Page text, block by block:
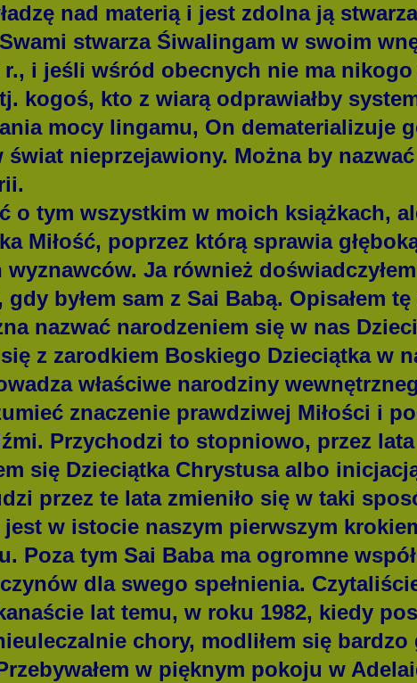
nad materią i jest zdolna ją
stwarza Śiwalingam w swoim
r., i jeśli wśród obecnych nie ma
kogoś, kto z wiarą odprawiałby
mocy lingamu, On dematerializuje
świat nieprzejawiony. Można by
o tym wszystkim w moich książkach,
Miłość, poprzez którą sprawia
Ja również
byłem sam z Sai Babą. Opisałem
nazwać narodzeniem się w nas
z zarodkiem Boskiego Dzieciątka w
właściwe narodziny
znaczenie prawdziwej Miłości i
Przychodzi to stopniowo, przez
się Dzieciątka Chrystusa albo
przez te lata zmieniło się w taki
w istocie naszym pierwszym
Poza tym Sai Baba ma ogromne
dla swego spełnienia.
lat temu, w roku 1982, kiedy
chory, modliłem się bardzo
w pięknym pokoju w